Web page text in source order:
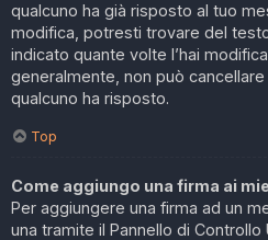
qualcuno ha già risposto al tuo
modifica, potresti trovare del
indicato quante volte l’hai
generalmente, non può
qualcuno ha risposto.
Top
Come aggiungo una firma ai
Per aggiungere una firma ad un
una tramite il Pannello di